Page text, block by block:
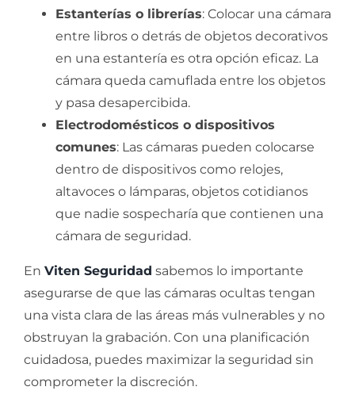
Estanterías o librerías: Colocar una cámara
entre libros o detrás de objetos decorativos
en una estantería es otra opción eficaz. La
cámara queda camuflada entre los objetos
y pasa desapercibida.
Electrodomésticos o dispositivos
comunes: Las cámaras pueden colocarse
dentro de dispositivos como relojes,
altavoces o lámparas, objetos cotidianos
que nadie sospecharía que contienen una
cámara de seguridad.
En Viten Seguridad sabemos lo importante
asegurarse de que las cámaras ocultas tengan
una vista clara de las áreas más vulnerables y no
obstruyan la grabación. Con una planificación
cuidadosa, puedes maximizar la seguridad sin
comprometer la discreción.